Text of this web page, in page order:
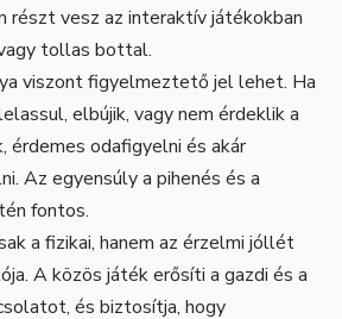
részt vesz az interaktív játékokban
tollas bottal.
viszont figyelmeztető jel lehet. Ha
elbújik, vagy nem érdeklik a
odafigyelni és akár
Az egyensúly a pihenés és a
fontos.
a fizikai, hanem az érzelmi jóllét
A közös játék erősíti a gazdi és a
és biztosítja, hogy